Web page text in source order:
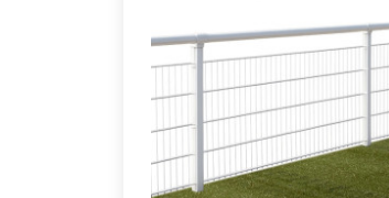
aménagements sportifs extérieurs,
alliant avec maîtrise sécurité et
esthétique. Installé en b..
Offre partenaire